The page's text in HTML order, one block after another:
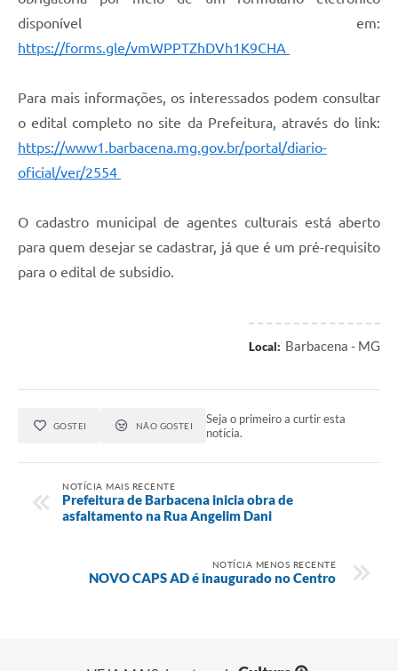
disponível em:
https://forms.gle/vmWPPTZhDVh1K9CHA
Para mais informações, os interessados podem consultar
o edital completo no site da Prefeitura, através do link:
https://www1.barbacena.mg.gov.br/portal/diario-
oficial/ver/2554
O cadastro municipal de agentes culturais está aberto
para quem desejar se cadastrar, já que é um pré-requisito
para o edital de subsidio.
Local: Barbacena - MG
GOSTEI NÃO GOSTEI
Seja o primeiro a curtir esta
notícia.
NOTÍCIA MAIS RECENTE
Prefeitura de Barbacena inicia obra de
asfaltamento na Rua Angelim Dani
NOTÍCIA MENOS RECENTE
NOVO CAPS AD é inaugurado no Centro